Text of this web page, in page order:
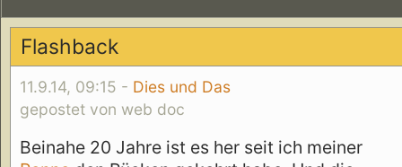
Flashback
11.9.14, 09:15 - Dies und Das
gepostet von web doc
Beinahe 20 Jahre ist es her seit ich meiner